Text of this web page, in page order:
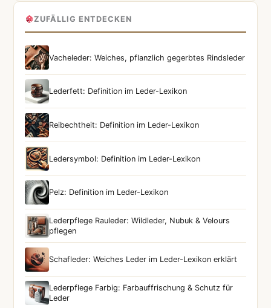
ZUFÄLLIG ENTDECKEN
Vacheleder: Weiches, pflanzlich gegerbtes Rindsleder
Lederfett: Definition im Leder-Lexikon
Reibechtheit: Definition im Leder-Lexikon
Ledersymbol: Definition im Leder-Lexikon
Pelz: Definition im Leder-Lexikon
Lederpflege Rauleder: Wildleder, Nubuk & Velours
pflegen
Schafleder: Weiches Leder im Leder-Lexikon erklärt
Lederpflege Farbig: Farbauffrischung & Schutz für
Leder